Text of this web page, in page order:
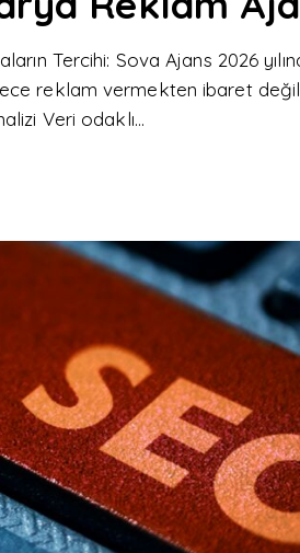
Tercihi: Sova Ajans 2026
reklam vermekten ibaret
Veri odaklı…